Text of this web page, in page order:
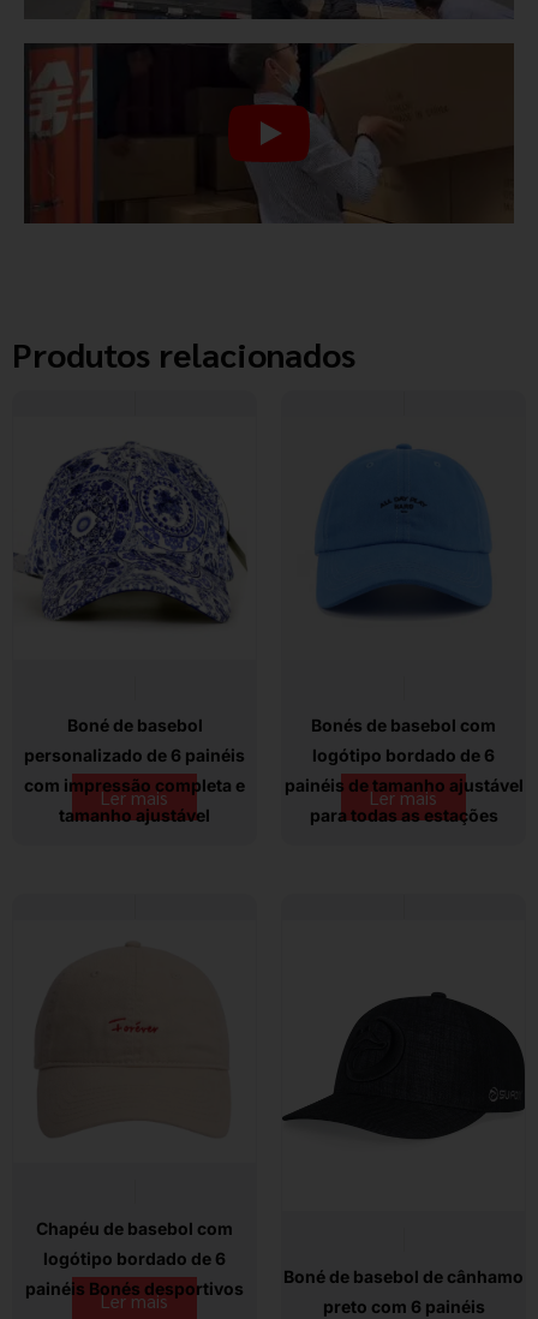
Produtos relacionados
Boné de basebol
personalizado de 6 painéis
com impressão completa e
tamanho ajustável
Ler mais
Bonés de basebol com
logótipo bordado de 6
painéis de tamanho ajustável
para todas as estações
Ler mais
Chapéu de basebol com
logótipo bordado de 6
painéis Bonés desportivos
Ler mais
Boné de basebol de cânhamo
preto com 6 painéis